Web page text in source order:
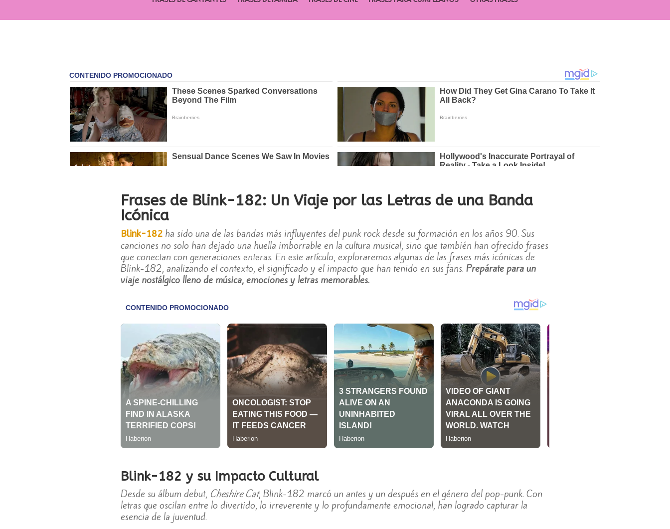
Frases de Blink-182: Un Viaje por las Letras de una Banda
Icónica
Blink-182ha sido una de las bandas más influyentes del punk rock desde su formación en los años 90. Sus
canciones no solo han dejado una huella imborrable en la cultura musical, sino que también han ofrecido frases
que conectan con generaciones enteras. En este artículo, exploraremos algunas de las frases más icónicas de
Blink-182, analizando el contexto, el significado y el impacto que han tenido en sus fans. Prepárate para un
viaje nostálgico lleno de música, emociones y letras memorables.
Blink-182 y su Impacto Cultural
Desde su álbum debut, Cheshire Cat, Blink-182 marcó un antes y un después en el género del pop-punk. Con
letras que oscilan entre lo divertido, lo irreverente y lo profundamente emocional, han logrado capturar la
esencia de la juventud.